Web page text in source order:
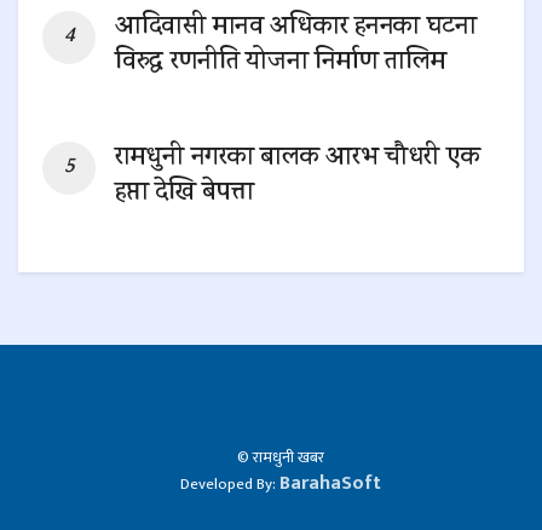
आदिवासी मानव अधिकार हननका घटना
विरुद्ध रणनीति योजना निर्माण तालिम
रामधुनी नगरका बालक आरभ चौधरी एक
हप्ता देखि बेपत्ता
© रामधुनी खबर
Developed By: BarahaSoft